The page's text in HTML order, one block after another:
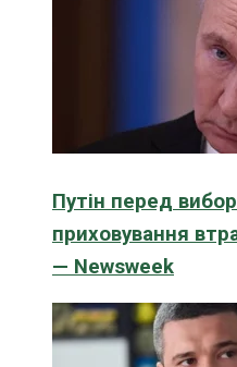
Путін перед
приховування
— Newsweek